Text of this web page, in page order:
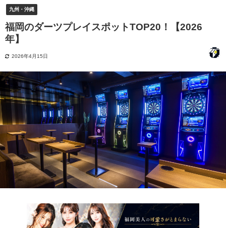
九州・沖縄
福岡のダーツプレイスポットTOP20！【2026
年】
2026年4月15日